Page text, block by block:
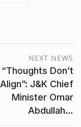
NEXT NEWS
“Thoughts Don’t
Align”: J&K Chief
Minister Omar
Abdullah…